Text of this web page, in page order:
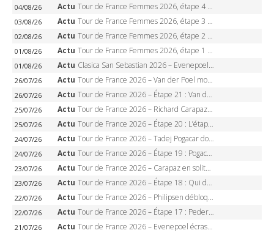
04/08/26 Actu Tour de France Femmes 2026, étape 4 – Marlen Reusser écrase le chrono, Ferrand-Prévot en crise
03/08/26 Actu Tour de France Femmes 2026, étape 3 – Sigrid Haugset en solitaire, 88 km d’échappée, maillot jaune
02/08/26 Actu Tour de France Femmes 2026, étape 2 – Lorena Wiebes doublé à Genève, Markus héroïque, 7e record
01/08/26 Actu Tour de France Femmes 2026, étape 1 – Lorena Wiebes intouchable à Lausanne, premier maillot jaune
01/08/26 Actu Clasica San Sebastian 2026 – Evenepoel recordman, 4e victoire, Carapaz battu au sprint
26/07/26 Actu Tour de France 2026 – Van der Poel monumental à Paris, Pogacar égale le record des cinq sacres
26/07/26 Actu Tour de France 2026 – Étape 21 : Van der Poel, Pogacar, qui succédera à Wout van Aert sur les Champs-Elysées ?
25/07/26 Actu Tour de France 2026 – Richard Carapaz roi des Alpes, doublé et maillot à pois, Seixas perd le podium
25/07/26 Actu Tour de France 2026 – Étape 20 : L’étape reine, Galibier, Sarenne, Alpe d’Huez, qui succédera à Pogacar ?
24/07/26 Actu Tour de France 2026 – Tadej Pogacar dompte l’Alpe d’Huez, 5e victoire, record de Pantani pulvérisé
24/07/26 Actu Tour de France 2026 – Étape 19 : Pogacar peut-il enfin dompter l’Alpe d’Huez ?
23/07/26 Actu Tour de France 2026 – Carapaz en solitaire à Orcières-Merlette, Paret-Peintre à un point du maillot à pois
23/07/26 Actu Tour de France 2026 – Étape 18 : Qui domptera Orcières-Merlette, première marche vers l’Alpe d’Huez ?
22/07/26 Actu Tour de France 2026 – Philipsen débloque son compteur à Voiron, Pedersen en danger pour le maillot vert
22/07/26 Actu Tour de France 2026 – Étape 17 : Pedersen peut-il verrouiller le maillot vert à Voiron ?
21/07/26 Actu Tour de France 2026 – Evenepoel écrase le chrono d’Évian, Seixas 4e, Lipowitz abandonne